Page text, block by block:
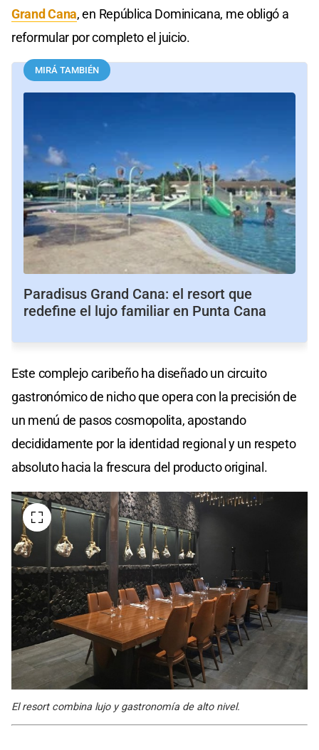
Grand Cana, en República Dominicana, me obligó a
reformular por completo el juicio.
MIRÁ TAMBIÉN
Paradisus Grand Cana: el resort que
redefine el lujo familiar en Punta Cana
Este complejo caribeño ha diseñado un circuito
gastronómico de nicho que opera con la precisión de
un menú de pasos cosmopolita, apostando
decididamente por la identidad regional y un respeto
absoluto hacia la frescura del producto original.
El resort combina lujo y gastronomía de alto nivel.